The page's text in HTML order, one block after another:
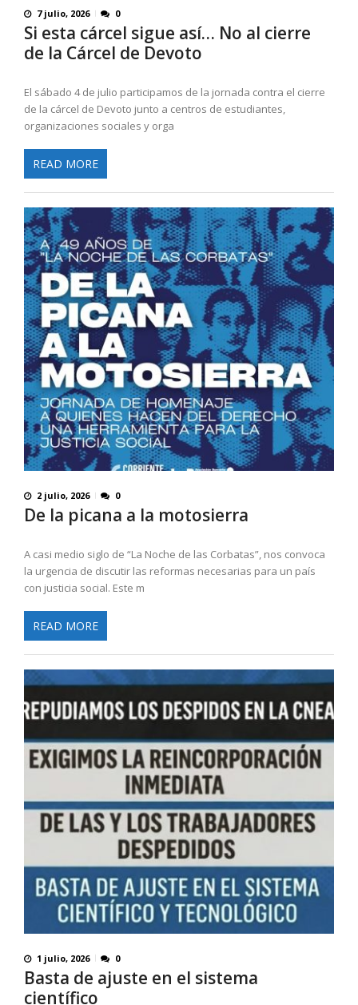
7 julio, 2026 0
Si esta cárcel sigue así… No al cierre
de la Cárcel de Devoto
El sábado 4 de julio participamos de la jornada contra el cierre
de la cárcel de Devoto junto a centros de estudiantes,
organizaciones sociales y orga
READ MORE
2 julio, 2026 0
De la picana a la motosierra
A casi medio siglo de “La Noche de las Corbatas”, nos convoca
la urgencia de discutir las reformas necesarias para un país
con justicia social. Este m
READ MORE
1 julio, 2026 0
Basta de ajuste en el sistema
científico